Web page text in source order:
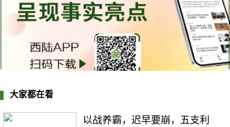
大家都在看
以战养霸，迟早要崩，五支利